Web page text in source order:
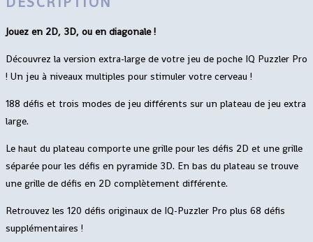
Jouez en 2D, 3D, ou en diagonale !
Découvrez la version extra-large de votre jeu de poche IQ Puzzler Pro
! Un jeu à niveaux multiples pour stimuler votre cerveau !
188 défis et trois modes de jeu différents sur un plateau de jeu extra
large.
Le haut du plateau comporte une grille pour les défis 2D et une grille
séparée pour les défis en pyramide 3D. En bas du plateau se trouve
une grille de défis en 2D complètement différente.
Retrouvez les 120 défis originaux de IQ-Puzzler Pro plus 68 défis
supplémentaires !